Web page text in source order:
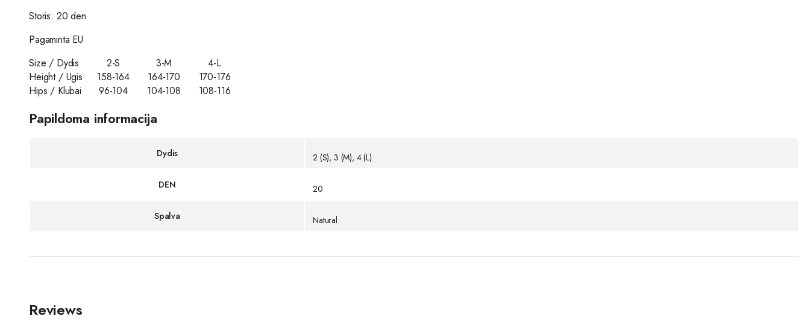
Storis: 20 den
Pagaminta EU
Size / Dydis
2-S 3-M
4-L
Height / Ugis
158-164 164-170
170-176
Hips / Klubai
96-104 104-108 108-116
Papildoma informacija
Dydis 2 (S), 3 (M), 4 (L)
DEN 20
Spalva Natural
Reviews